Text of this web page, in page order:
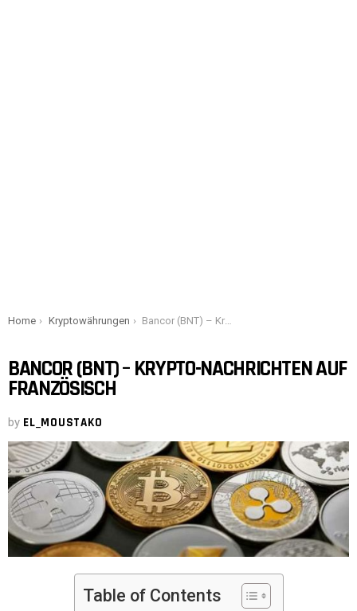
You are here:
Home Kryptowährungen Bancor (BNT) – Krypto-Nachrichten auf Französisch
BANCOR (BNT) – KRYPTO-NACHRICHTEN AUF
FRANZÖSISCH
by EL_MOUSTAKO
Table of Contents